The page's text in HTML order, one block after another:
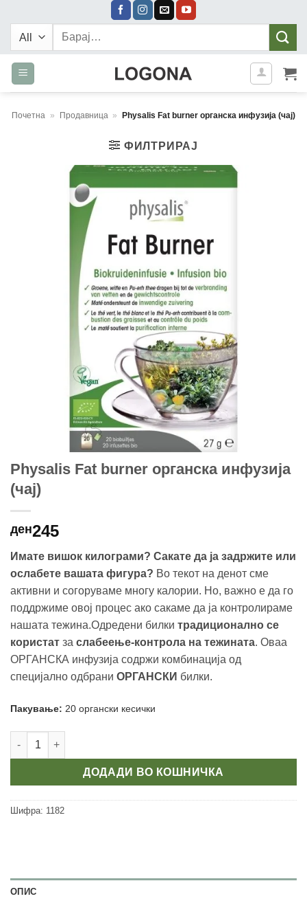
content
Барај:
Почетна » Продавница » Physalis Fat burner oрганска инфузија (чај)
ФИЛТРИРАЈ
Physalis Fat burner oрганска инфузија
(чај)
ден245
Имате вишок килограми? Сакате да ја задржите или
ослабете вашата фигура? Во текот на денот сме
активни и согоруваме многу калории. Но, важно е да го
поддржиме овој процес ако сакаме да ја контролираме
нашата тежина.Одредени билки традиционално се
користат за слабеење-контрола на тежината. Оваа
ОРГАНСКА инфузија содржи комбинација од
специјално одбрани ОРГАНСКИ билки.
Пакување: 20 органски кесички
Physalis Fat burner oрганска инфузија (чај) количина
ДОДАДИ ВО КОШНИЧКА
Шифра: 1182
ОПИС